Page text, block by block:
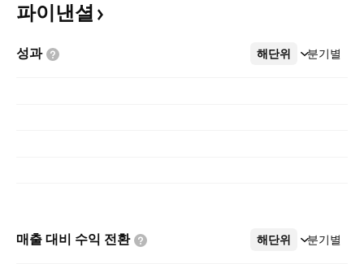
파이낸셜
성과 해단위 분기별
더보기
매출 대비 수익 전환 해단위 분기별
더보기